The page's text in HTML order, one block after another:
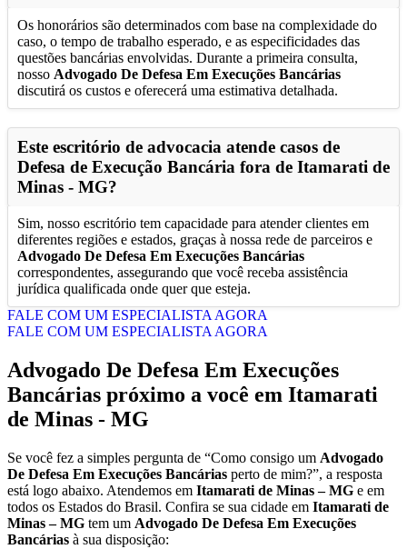
Os honorários são determinados com base na complexidade do
caso, o tempo de trabalho esperado, e as especificidades das
questões bancárias envolvidas. Durante a primeira consulta,
nosso Advogado De Defesa Em Execuções Bancárias
discutirá os custos e oferecerá uma estimativa detalhada.
Este escritório de advocacia atende casos de
Defesa de Execução Bancária fora de Itamarati de
Minas - MG?
Sim, nosso escritório tem capacidade para atender clientes em
diferentes regiões e estados, graças à nossa rede de parceiros e
Advogado De Defesa Em Execuções Bancárias
correspondentes, assegurando que você receba assistência
jurídica qualificada onde quer que esteja.
FALE COM UM ESPECIALISTA AGORA
FALE COM UM ESPECIALISTA AGORA
Advogado De Defesa Em Execuções
Bancárias próximo a você em Itamarati
de Minas - MG
Se você fez a simples pergunta de “Como consigo um Advogado
De Defesa Em Execuções Bancárias perto de mim?”, a resposta
está logo abaixo. Atendemos em Itamarati de Minas – MG e em
todos os Estados do Brasil. Confira se sua cidade em Itamarati de
Minas – MG tem um Advogado De Defesa Em Execuções
Bancárias à sua disposição: